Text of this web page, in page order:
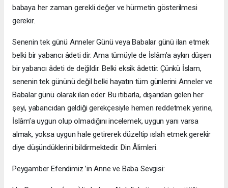
babaya her zaman gerekli değer ve hürmetin gösterilmesi
gerekir.
Senenin tek günü Anneler Günü veya Babalar günü ilan etmek
belki bir yabancı âdeti dir. Ama tümüyle de İslâm’a aykırı düşen
bir yabancı âdeti de değildir. Belki eksik âdettir. Çünkü İslam,
senenin tek gününü değil belki hayatın tüm günlerini Anneler ve
Babalar günü olarak ilan eder. Bu itibarla, dışarıdan gelen her
şeyi, yabancıdan geldiği gerekçesiyle hemen reddetmek yerine,
İslâm’a uygun olup olmadığını incelemek, uygun yanı varsa
almak, yoksa uygun hale getirerek düzeltip ıslah etmek gerekir
diye düşündüklerini bildirmektedir. Din Âlimleri.
Peygamber Efendimiz ’in Anne ve Baba Sevgisi: